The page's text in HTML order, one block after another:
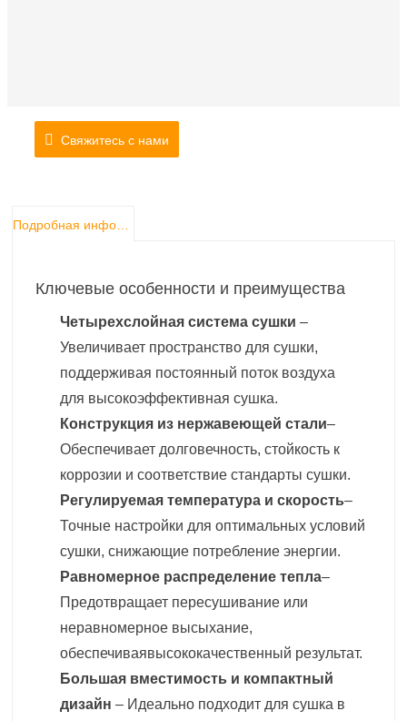
Свяжитесь с нами
Подробная информация о продукте
Ключевые особенности и преимущества
Четырехслойная система сушки –
Увеличивает пространство для сушки,
поддерживая постоянный поток воздуха
для высокоэффективная сушка.
Конструкция из нержавеющей стали–
Обеспечивает долговечность, стойкость к
коррозии и соответствие стандарты сушки.
Регулируемая температура и скорость–
Точные настройки для оптимальных условий
сушки, снижающие потребление энергии.
Равномерное распределение тепла–
Предотвращает пересушивание или
неравномерное высыхание,
обеспечиваявысококачественный результат.
Большая вместимость и компактный
дизайн – Идеально подходит длясушка в